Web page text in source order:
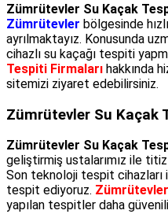
Zümrütevler Su Kaçak
Zümrütevler bölgesinde
ayrılmaktayız. Konusunda
cihazlı su kaçağı tespiti
Tespiti Firmaları hakkında
sitemizi ziyaret edebilirsiniz.
Zümrütevler Su Kaçak
Zümrütevler Su Kaçak
geliştirmiş ustalarımız ile
Son teknoloji tespit cihazları
tespit ediyoruz.
yapılan tespitler daha